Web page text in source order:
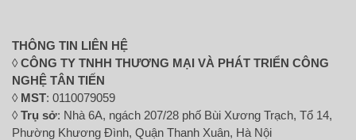
THÔNG TIN LIÊN HỆ
◊CÔNG TY TNHH THƯƠNG MẠI VÀ PHÁT TRIỂN CÔNG
NGHỆ TÂN TIẾN
◊ MST: 0110079059
◊Trụ sở: Nhà 6A, ngách 207/28 phố Bùi Xương Trạch, Tổ 14,
Phường Khương Đình, Quận Thanh Xuân, Hà Nội